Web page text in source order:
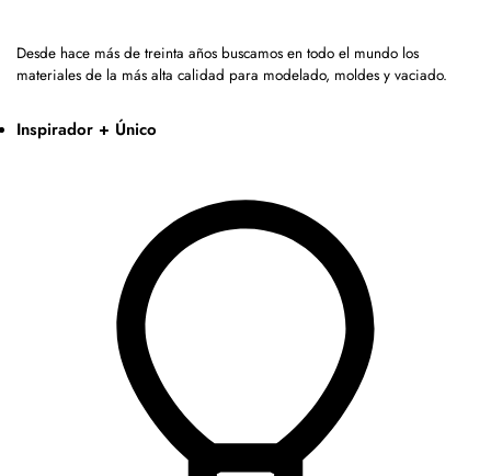
Desde hace más de treinta años buscamos en todo el mundo los
materiales de la más alta calidad para modelado, moldes y vaciado.
Inspirador + Único